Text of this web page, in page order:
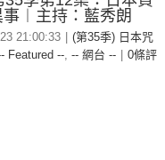
︱主持：藍秀朗
21:00:33
(第35季) 日本咒
Featured --, -- 網台 --
0條評